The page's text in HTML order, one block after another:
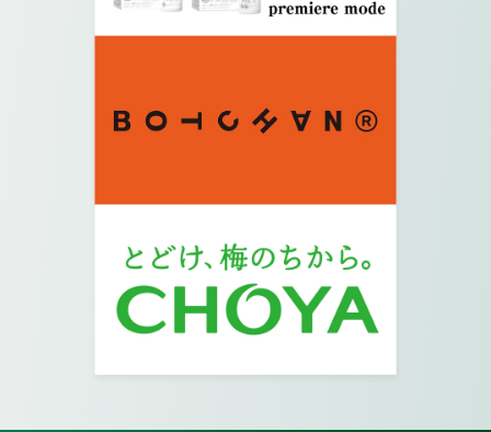
住宅街の道を矢印の方向に道なりに進みます。
交差点を越えて更に矢印の方へ道なりに進みま
す。